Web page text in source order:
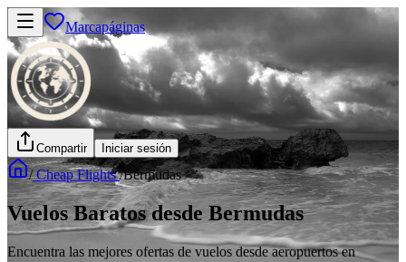
Marcapáginas
Compartir Iniciar sesión
/Cheap Flights/Bermudas
Vuelos Baratos desde Bermudas
Encuentra las mejores ofertas de vuelos desde aeropuertos en